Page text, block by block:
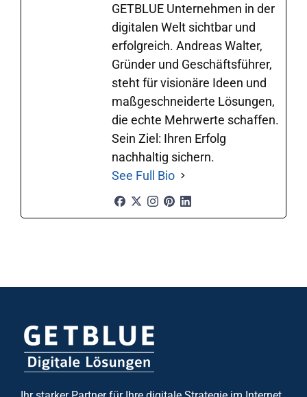
GETBLUE Unternehmen in der
digitalen Welt sichtbar und
erfolgreich. Andreas Walter,
Gründer und Geschäftsführer,
steht für visionäre Ideen und
maßgeschneiderte Lösungen,
die echte Mehrwerte schaffen.
Sein Ziel: Ihren Erfolg
nachhaltig sichern.
See Full Bio